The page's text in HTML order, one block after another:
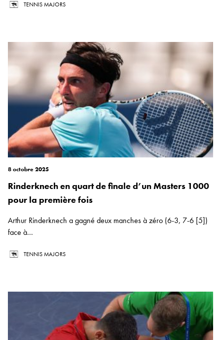
TENNIS MAJORS
8 octobre 2025
Rinderknech en quart de finale d’un Masters 1000
pour la première fois
Arthur Rinderknech a gagné deux manches à zéro (6-3, 7-6 [5])
face à...
TENNIS MAJORS